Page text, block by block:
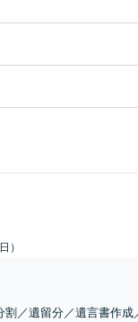
）
／遺留分／遺言書作成